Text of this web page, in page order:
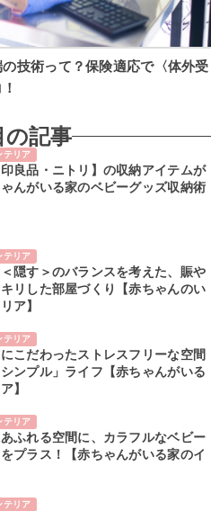
の技術って？保険適応で〈体外受
の記事
テリア
印良品・ニトリ】の収納アイテムが
んがいる家のベビーグッズ収納術
テリア
隠す＞のバランスを考えた、賑や
リした部屋づくり【赤ちゃんのい
ア】
テリア
こだわったストレスフリーな空間
ンプル」ライフ【赤ちゃんがいる
】
テリア
ふれる空間に、カラフルなベビー
プラス！【赤ちゃんがいる家のイ
テリア